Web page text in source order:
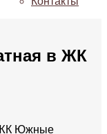
в ЖК
ЖК Южные